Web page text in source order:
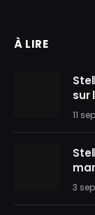
À LIRE
sur
11
3